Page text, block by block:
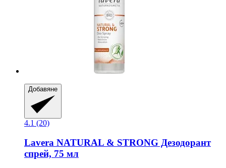
Добавяне
4.1 (20)
Lavera NATURAL & STRONG Дезодорант
спрей, 75 мл